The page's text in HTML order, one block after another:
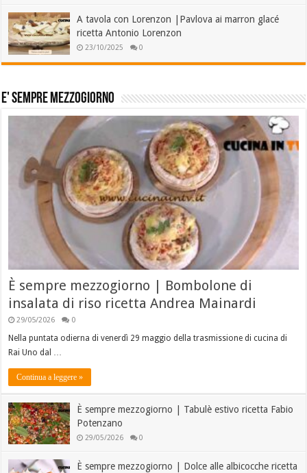
A tavola con Lorenzon |Pavlova ai marron glacé
ricetta Antonio Lorenzon
23/10/2025 0
E' sempre mezzogiorno
È sempre mezzogiorno | Bombolone di
insalata di riso ricetta Andrea Mainardi
29/05/2026 0
Nella puntata odierna di venerdì 29 maggio della trasmissione di cucina di
Rai Uno dal …
Continua a leggere »
È sempre mezzogiorno | Tabulè estivo ricetta Fabio
Potenzano
29/05/2026 0
È sempre mezzogiorno | Dolce alle albicocche ricetta